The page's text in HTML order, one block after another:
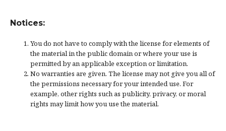
Notices:
You do not have to comply with the license for elements of
the material in the public domain or where your use is
permitted by an applicable exception or limitation.
No warranties are given. The license may not give you all of
the permissions necessary for your intended use. For
example, other rights such as publicity, privacy, or moral
rights may limit how you use the material.